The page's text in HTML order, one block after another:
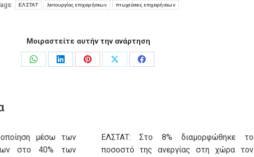
ΕΛΣΤΑΤ λειτουργίας επιχειρήσεων πτωχεύσεις επιχειρήσεων
Μοιραστείτε αυτήν την ανάρτηση
Share
Share
Share
Share
Share
μέσω των
στο 40% των
ΕΛΣΤΑΤ: Στο 8% διαμορφώθηκε το
ποσοστό της ανεργίας στη χώρα τον